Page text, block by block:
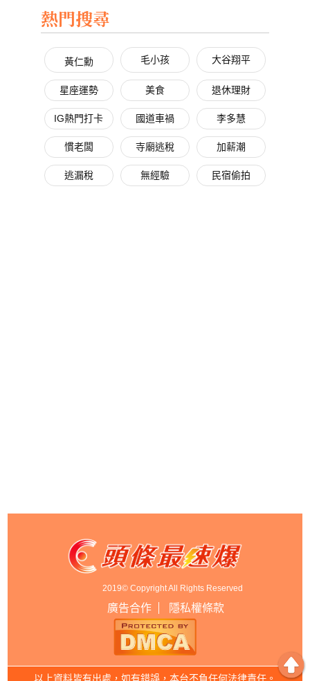
熱門搜尋
黃仁勳 毛小孩 大谷翔平
星座運勢 美食 退休理財
IG熱門打卡 國道車禍 李多慧
慣老闆 寺廟逃稅 加薪潮
逃漏稅 無經驗 民宿偷拍
2019© Copyright All Rights Reserved
廣告合作 隱私權條款
以上資料皆有出處，如有錯誤，本台不負任何法律責任。